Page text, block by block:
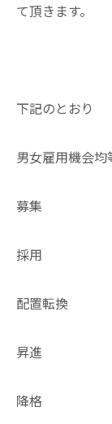
て頂きます。
下記のとおり
男女雇用機会均
募集
採用
配置転換
昇進
降格